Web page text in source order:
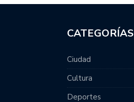
CATEGORÍAS
Ciudad
Cultura
Deportes